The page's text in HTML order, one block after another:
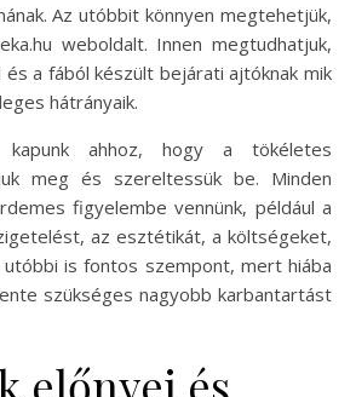
Az utóbbit könnyen megtehetjük,
weboldalt. Innen megtudhatjuk,
és a fából készült bejárati ajtóknak mik
hátrányaik.
kapunk ahhoz, hogy a tökéletes
meg és szereltessük be. Minden
figyelembe vennünk, például a
az esztétikát, a költségeket,
is fontos szempont, mert hiába
szükséges nagyobb karbantartást
előnyei és